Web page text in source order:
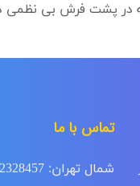
پشت فرش بی نظمی
تماس با ما
شمال تهران: 02122328457